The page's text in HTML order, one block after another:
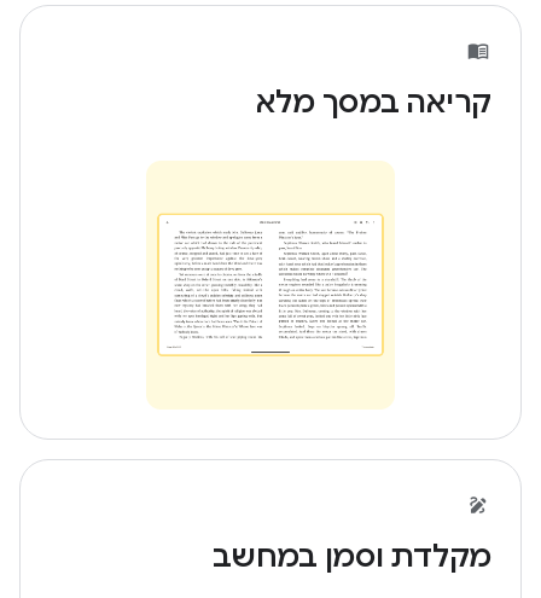
קריאה במסך מלא
מקלדת וסמן במחשב